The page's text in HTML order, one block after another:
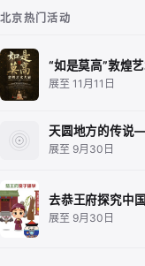
北京热门活动
“如是莫高”敦煌
展至 11月11日
天圆地方的传说
展至 9月30日
去恭王府探究中
展至 9月30日